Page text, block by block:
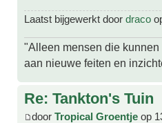
Laatst bijgewerkt door draco
"Alleen mensen die
aan nieuwe feiten en
Re: Tankton's Tuin
door Tropical Groentje op